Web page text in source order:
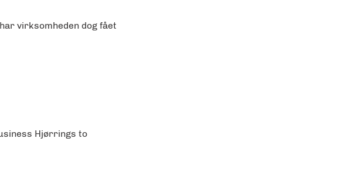
virksomheden dog fået
Hjørrings to